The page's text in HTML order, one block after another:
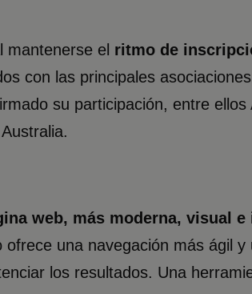
mantenerse el ritmo de
con las principales
su participación, entre ellos
web, más moderna, visual
ofrece una navegación más ágil y
los resultados. Una